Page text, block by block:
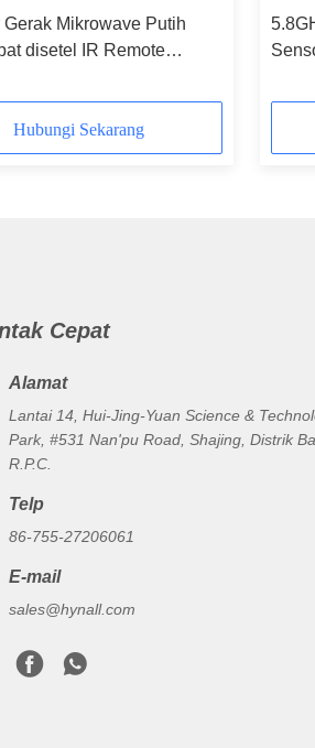
Gerak Mikrowave Putih
disetel IR Remote
Hubungi Sekarang
Cepat
Alamat
Lantai 14, Hui-Jing-Yuan Science &
Park, #531 Nan'pu Road, Shajing, Distrik
R.P.C.
Telp
86-755-27206061
E-mail
sales@hynall.com